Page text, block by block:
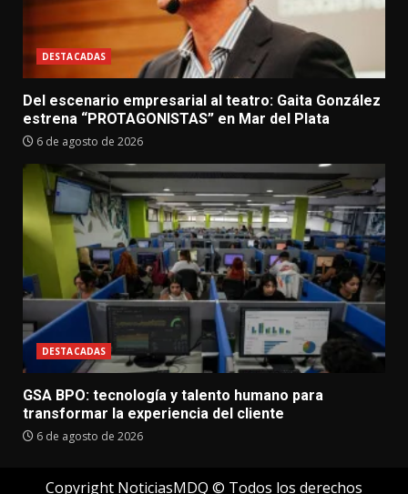
DESTACADAS
Del escenario empresarial al teatro: Gaita González
estrena “PROTAGONISTAS” en Mar del Plata
6 de agosto de 2026
DESTACADAS
GSA BPO: tecnología y talento humano para
transformar la experiencia del cliente
6 de agosto de 2026
Copyright NoticiasMDQ © Todos los derechos